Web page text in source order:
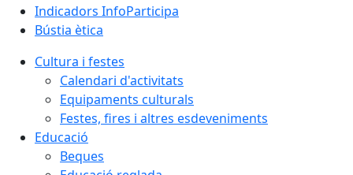
Indicadors InfoParticipa
Bústia ètica
Cultura i festes
Calendari d'activitats
Equipaments culturals
Festes, fires i altres esdeveniments
Educació
Beques